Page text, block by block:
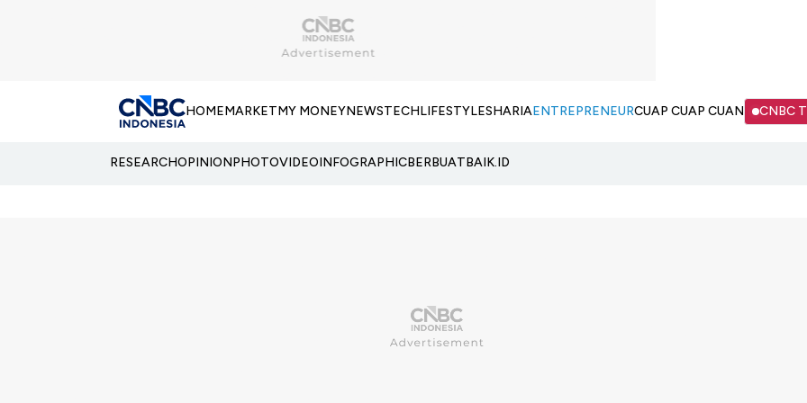
HOMEMARKETMY MONEYNEWSTECHLIFESTYLESHARIAENTREPRENEURCUAP CUAP CUAN CNBC
RESEARCHOPINIONPHOTOVIDEOINFOGRAPHICBERBUATBAIK.ID